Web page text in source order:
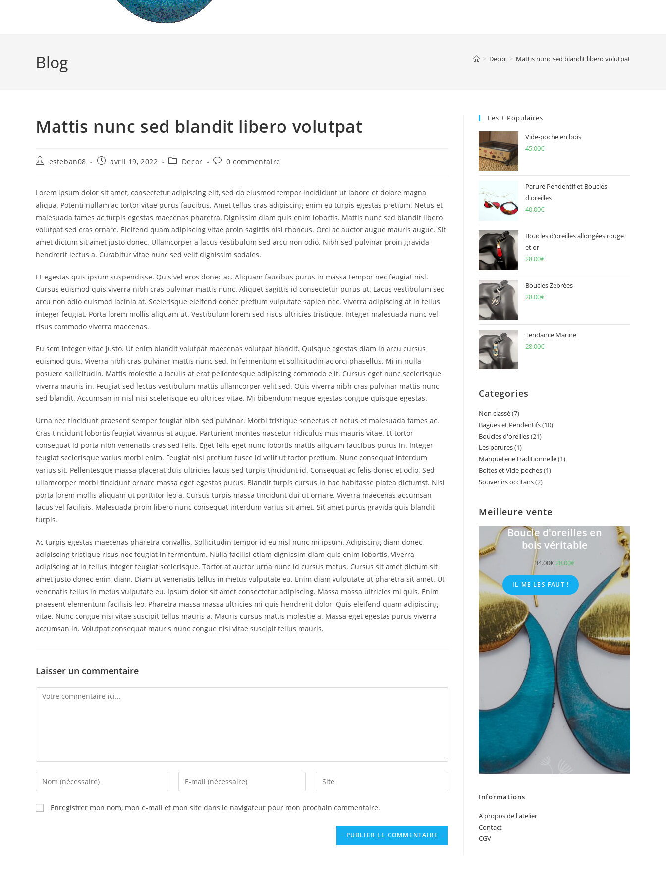
Blog > Decor > Mattis nunc sed blandit libero volutpat
Mattis nunc sed blandit libero volutpat
Auteur/autrice
publication :
esteban08
Publication
avril 19, 2022
PostDecor
Commentaires
publication :
0 commentaire
Lorem ipsum dolor sit amet, consectetur adipiscing elit, sed do eiusmod tempor incididunt ut labore et dolore magna
aliqua. Potenti nullam ac tortor vitae purus faucibus. Amet tellus cras adipiscing enim eu turpis egestas pretium. Netus et
malesuada fames ac turpis egestas maecenas pharetra. Dignissim diam quis enim lobortis. Mattis nunc sed blandit libero
volutpat sed cras ornare. Eleifend quam adipiscing vitae proin sagittis nisl rhoncus. Orci ac auctor augue mauris augue. Sit
amet dictum sit amet justo donec. Ullamcorper a lacus vestibulum sed arcu non odio. Nibh sed pulvinar proin gravida
hendrerit lectus a. Curabitur vitae nunc sed velit dignissim sodales.
Et egestas quis ipsum suspendisse. Quis vel eros donec ac. Aliquam faucibus purus in massa tempor nec feugiat nisl.
Cursus euismod quis viverra nibh cras pulvinar mattis nunc. Aliquet sagittis id consectetur purus ut. Lacus vestibulum sed
arcu non odio euismod lacinia at. Scelerisque eleifend donec pretium vulputate sapien nec. Viverra adipiscing at in tellus
integer feugiat. Porta lorem mollis aliquam ut. Vestibulum lorem sed risus ultricies tristique. Integer malesuada nunc vel
risus commodo viverra maecenas.
Eu sem integer vitae justo. Ut enim blandit volutpat maecenas volutpat blandit. Quisque egestas diam in arcu cursus
euismod quis. Viverra nibh cras pulvinar mattis nunc sed. In fermentum et sollicitudin ac orci phasellus. Mi in nulla
posuere sollicitudin. Mattis molestie a iaculis at erat pellentesque adipiscing commodo elit. Cursus eget nunc scelerisque
viverra mauris in. Feugiat sed lectus vestibulum mattis ullamcorper velit sed. Quis viverra nibh cras pulvinar mattis nunc
sed blandit. Accumsan in nisl nisi scelerisque eu ultrices vitae. Mi bibendum neque egestas congue quisque egestas.
Urna nec tincidunt praesent semper feugiat nibh sed pulvinar. Morbi tristique senectus et netus et malesuada fames ac.
Cras tincidunt lobortis feugiat vivamus at augue. Parturient montes nascetur ridiculus mus mauris vitae. Et tortor
consequat id porta nibh venenatis cras sed felis. Eget felis eget nunc lobortis mattis aliquam faucibus purus in. Integer
feugiat scelerisque varius morbi enim. Feugiat nisl pretium fusce id velit ut tortor pretium. Nunc consequat interdum
varius sit. Pellentesque massa placerat duis ultricies lacus sed turpis tincidunt id. Consequat ac felis donec et odio. Sed
ullamcorper morbi tincidunt ornare massa eget egestas purus. Blandit turpis cursus in hac habitasse platea dictumst. Nisi
porta lorem mollis aliquam ut porttitor leo a. Cursus turpis massa tincidunt dui ut ornare. Viverra maecenas accumsan
lacus vel facilisis. Malesuada proin libero nunc consequat interdum varius sit amet. Sit amet purus gravida quis blandit
turpis.
Ac turpis egestas maecenas pharetra convallis. Sollicitudin tempor id eu nisl nunc mi ipsum. Adipiscing diam donec
adipiscing tristique risus nec feugiat in fermentum. Nulla facilisi etiam dignissim diam quis enim lobortis. Viverra
adipiscing at in tellus integer feugiat scelerisque. Tortor at auctor urna nunc id cursus metus. Cursus sit amet dictum sit
amet justo donec enim diam. Diam ut venenatis tellus in metus vulputate eu. Enim diam vulputate ut pharetra sit amet. Ut
venenatis tellus in metus vulputate eu. Ipsum dolor sit amet consectetur adipiscing. Massa massa ultricies mi quis. Enim
praesent elementum facilisis leo. Pharetra massa massa ultricies mi quis hendrerit dolor. Quis eleifend quam adipiscing
vitae. Nunc congue nisi vitae suscipit tellus mauris a. Mauris cursus mattis molestie a. Massa eget egestas purus viverra
accumsan in. Volutpat consequat mauris nunc congue nisi vitae suscipit tellus mauris.
Laisser un commentaire
Comment
Enter
your
name
or
Enter
your
Saisir
l’URL
(facultatif)
Enregistrer mon nom, mon e-mail et mon site dans le navigateur pour mon prochain commentaire.
Les + Populaires
Vide-poche en bois
45.00€
Parure Pendentif et Boucles
d'oreilles
40.00€
Boucles d'oreilles allongées rouge
et or
28.00€
Boucles Zébrées
28.00€
Tendance Marine
28.00€
Categories
Non classé 77
products
Bagues et Pendentifs 1010
Boucles d'oreilles 2121
Les parures 11
product
Marqueterie traditionnelle 11
Boites et Vide-poches 11
Souvenirs occitans 22
Meilleure vente
Boucle d'oreilles en
bois véritable
34.00€ 28.00€
IL ME LES FAUT !
Informations
A propos de l'atelier
Contact
CGV